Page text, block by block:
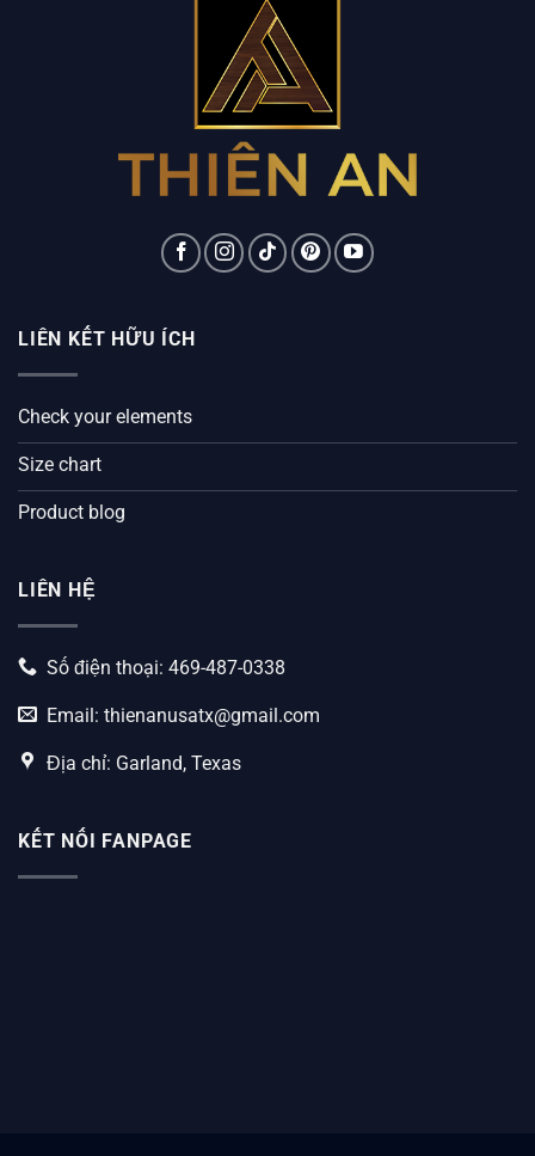
LIÊN KẾT HỮU ÍCH
Check your elements
Size chart
Product blog
LIÊN HỆ
Số điện thoại: 469-487-0338
Email: thienanusatx@gmail.com
Địa chỉ: Garland, Texas
KẾT NỐI FANPAGE